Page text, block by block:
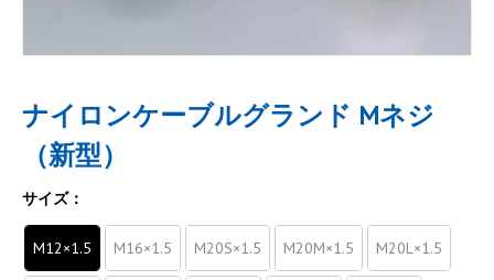
ナイロンケーブルグランド Mネジ
（新型）
サイズ：
M12×1.5 M16×1.5 M20S×1.5 M20M×1.5 M20L×1.5